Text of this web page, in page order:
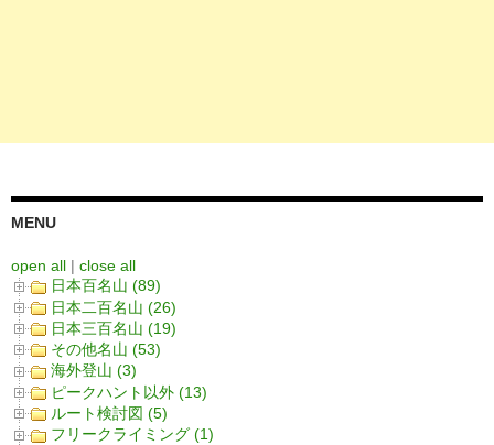
MENU
open all | close all
日本百名山 (89)
日本二百名山 (26)
日本三百名山 (19)
その他名山 (53)
海外登山 (3)
ピークハント以外 (13)
ルート検討図 (5)
フリークライミング (1)